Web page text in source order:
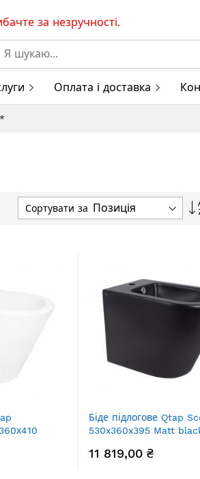
за незручності.
Оплата і доставка
Сортувати за
Біде підлогове Qtap
530x360x395 Matt
11 819,00 ₴